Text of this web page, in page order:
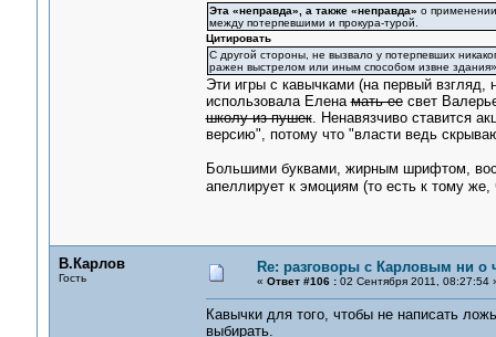
Эта «неправда», а также «неправда» о
между потерпевшими и прокура-турой.
Цитировать
С другой стороны, не вызвало у потерпевших
ражен выстрелом или иным способом извне
Эти игры с кавычками (на первый
использовала Еленамать еесвет
школу из пушек. Ненавязчиво ставится
версию", потому что "власти ведь
Большими буквами, жирным шрифтом,
апеллирует к эмоциям (то есть к тому
В.Карлов
Гость
Re: разговоры с Карловым ни о
« Ответ #106 :02 Сентября 2011, 08:27:54
Кавычки для того, чтобы не написать
выбирать.